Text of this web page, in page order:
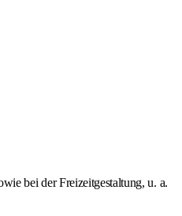
bei der Freizeitgestaltung, u. a.